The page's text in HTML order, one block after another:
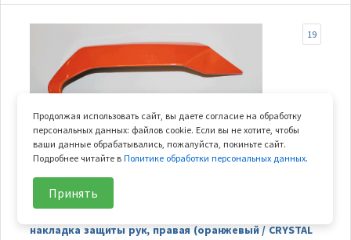
В наличии
накладка защиты рук, правая (оранжевый / CRYSTAL
19
Продолжая использовать сайт, вы даете согласие на обработку
персональных данных: файлов cookie. Если вы не хотите, чтобы
ваши данные обрабатывались, пожалуйста, покиньте сайт.
Подробнее читайте вПолитике обработки персональных данных.
Принять